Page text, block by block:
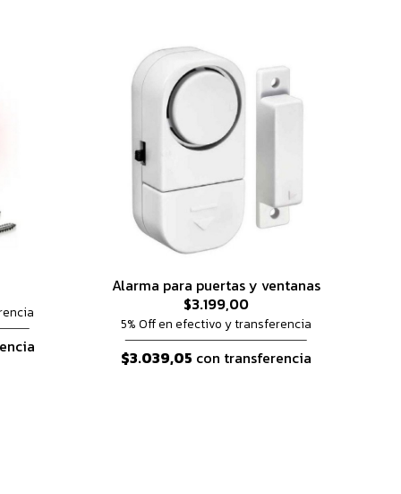
Alarma para puertas y ventanas
$3.199,00
5% Off en efectivo y transferencia
$3.039,05 con transferencia